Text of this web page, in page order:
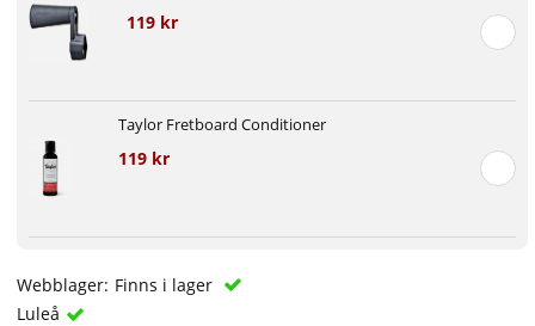
119 kr
Taylor Fretboard Conditioner
119 kr
Webblager: Finns i lager
Luleå